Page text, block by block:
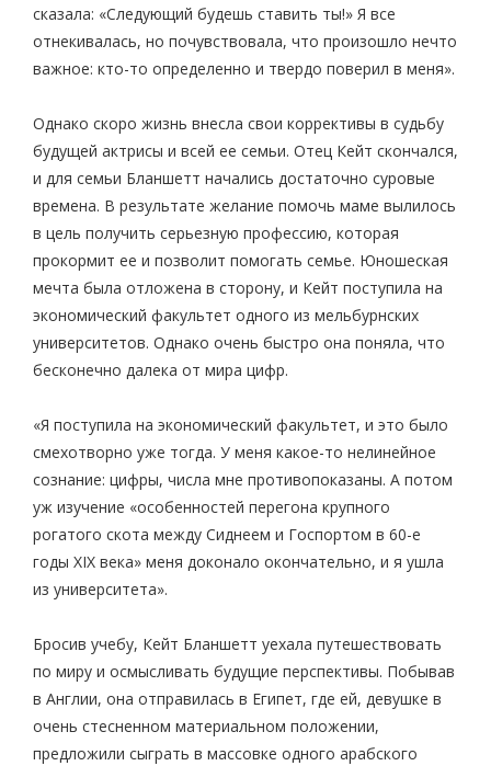
сказала: «Следующий будешь ставить ты!» Я все
отнекивалась, но почувствовала, что произошло нечто
важное: кто-то определенно и твердо поверил в меня».
Однако скоро жизнь внесла свои коррективы в судьбу
будущей актрисы и всей ее семьи. Отец Кейт скончался,
и для семьи Бланшетт начались достаточно суровые
времена. В результате желание помочь маме вылилось
в цель получить серьезную профессию, которая
прокормит ее и позволит помогать семье. Юношеская
мечта была отложена в сторону, и Кейт поступила на
экономический факультет одного из мельбурнских
университетов. Однако очень быстро она поняла, что
бесконечно далека от мира цифр.
«Я поступила на экономический факультет, и это было
смехотворно уже тогда. У меня какое-то нелинейное
сознание: цифры, числа мне противопоказаны. А потом
уж изучение «особенностей перегона крупного
рогатого скота между Сиднеем и Госпортом в 60-е
годы XIX века» меня доконало окончательно, и я ушла
из университета».
Бросив учебу, Кейт Бланшетт уехала путешествовать
по миру и осмысливать будущие перспективы. Побывав
в Англии, она отправилась в Египет, где ей, девушке в
очень стесненном материальном положении,
предложили сыграть в массовке одного арабского